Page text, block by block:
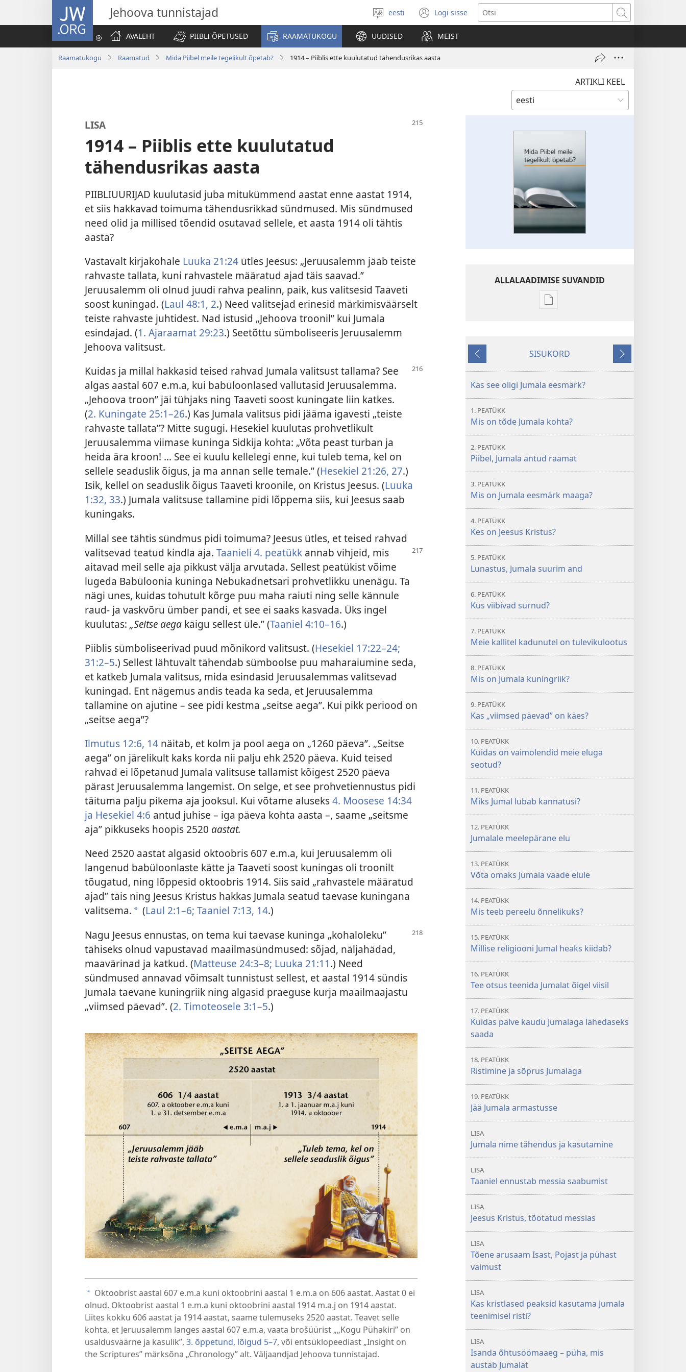
JW.ORG Jehoova tunnistajad
Vali
keel
eesti Logi sisse
(avab
uue
akna)
Otsi
AVALEHT
PIIBLI ÕPETUSED RAAMATUKOGU UUDISED MEIST
Raamatukogu Raamatud Mida Piibel meile tegelikult õpetab? 1914 – Piiblis ette kuulutatud tähendusrikas aasta
ARTIKLI KEEL
LISA
1914 – Piiblis ette kuulutatud
tähendusrikas aasta
PIIBLIUURIJAD kuulutasid juba mitukümmend aastat enne aastat 1914,
et siis hakkavad toimuma tähendusrikkad sündmused. Mis sündmused
need olid ja millised tõendid osutavad sellele, et aasta 1914 oli tähtis
aasta?
Vastavalt kirjakohale Luuka 21:24 ütles Jeesus: „Jeruusalemm jääb teiste
rahvaste tallata, kuni rahvastele määratud ajad täis saavad.”
Jeruusalemm oli olnud juudi rahva pealinn, paik, kus valitsesid Taaveti
soost kuningad. (Laul 48:1, 2.) Need valitsejad erinesid märkimisväärselt
teiste rahvaste juhtidest. Nad istusid „Jehoova troonil” kui Jumala
esindajad. (1. Ajaraamat 29:23.) Seetõttu sümboliseeris Jeruusalemm
Jehoova valitsust.
Kuidas ja millal hakkasid teised rahvad Jumala valitsust tallama? See
algas aastal 607 e.m.a, kui babüloonlased vallutasid Jeruusalemma.
„Jehoova troon” jäi tühjaks ning Taaveti soost kuningate liin katkes.
(2. Kuningate 25:1–26.) Kas Jumala valitsus pidi jääma igavesti „teiste
rahvaste tallata”? Mitte sugugi. Hesekiel kuulutas prohvetlikult
Jeruusalemma viimase kuninga Sidkija kohta: „Võta peast turban ja
heida ära kroon! ... See ei kuulu kellelegi enne, kui tuleb tema, kel on
sellele seaduslik õigus, ja ma annan selle temale.” (Hesekiel 21:26, 27.)
Isik, kellel on seaduslik õigus Taaveti kroonile, on Kristus Jeesus. (Luuka
1:32, 33.) Jumala valitsuse tallamine pidi lõppema siis, kui Jeesus saab
kuningaks.
Millal see tähtis sündmus pidi toimuma? Jeesus ütles, et teised rahvad
valitsevad teatud kindla aja. Taanieli 4. peatükk annab vihjeid, mis
aitavad meil selle aja pikkust välja arvutada. Sellest peatükist võime
lugeda Babüloonia kuninga Nebukadnetsari prohvetlikku unenägu. Ta
nägi unes, kuidas tohutult kõrge puu maha raiuti ning selle kännule
raud- ja vaskvõru ümber pandi, et see ei saaks kasvada. Üks ingel
kuulutas: „Seitse aega käigu sellest üle.” (Taaniel 4:10–16.)
Piiblis sümboliseerivad puud mõnikord valitsust. (Hesekiel 17:22–24;
31:2–5.) Sellest lähtuvalt tähendab sümboolse puu maharaiumine seda,
et katkeb Jumala valitsus, mida esindasid Jeruusalemmas valitsevad
kuningad. Ent nägemus andis teada ka seda, et Jeruusalemma
tallamine on ajutine – see pidi kestma „seitse aega”. Kui pikk periood on
„seitse aega”?
Ilmutus 12:6, 14 näitab, et kolm ja pool aega on „1260 päeva”. „Seitse
aega” on järelikult kaks korda nii palju ehk 2520 päeva. Kuid teised
rahvad ei lõpetanud Jumala valitsuse tallamist kõigest 2520 päeva
pärast Jeruusalemma langemist. On selge, et see prohvetiennustus pidi
täituma palju pikema aja jooksul. Kui võtame aluseks4. Moosese 14:34
ja Hesekiel 4:6 antud juhise – iga päeva kohta aasta –, saame „seitsme
aja” pikkuseks hoopis 2520 aastat.
Need 2520 aastat algasid oktoobris 607 e.m.a, kui Jeruusalemm oli
langenud babüloonlaste kätte ja Taaveti soost kuningas oli troonilt
tõugatud, ning lõppesid oktoobris 1914. Siis said „rahvastele määratud
ajad” täis ning Jeesus Kristus hakkas Jumala seatud taevase kuningana
valitsema. a (Laul 2:1–6; Taaniel 7:13, 14.)
Nagu Jeesus ennustas, on tema kui taevase kuninga „kohaloleku”
tähiseks olnud vapustavad maailmasündmused: sõjad, näljahädad,
maavärinad ja katkud. (Matteuse 24:3–8; Luuka 21:11.) Need
sündmused annavad võimsalt tunnistust sellest, et aastal 1914 sündis
Jumala taevane kuningriik ning algasid praeguse kurja maailmaajastu
„viimsed päevad”. (2. Timoteosele 3:1–5.)
a Oktoobrist aastal 607 e.m.a kuni oktoobrini aastal 1 e.m.a on 606 aastat. Aastat 0 ei
olnud. Oktoobrist aastal 1 e.m.a kuni oktoobrini aastal 1914 m.a.j on 1914 aastat.
Liites kokku 606 aastat ja 1914 aastat, saame tulemuseks 2520 aastat. Teavet selle
kohta, et Jeruusalemm langes aastal 607 e.m.a, vaata brošüürist „„Kogu Pühakiri” on
usaldusväärne ja kasulik”, 3. õppetund, lõigud 5–7, või entsüklopeediast „Insight on
the Scriptures” märksõna „Chronology” alt. Väljaandjad Jehoova tunnistajad.
ALLALAADIMISE SUVANDID
Väljaannete
meile
õpetab?
Tagasi
SISUKORD
Edasi
Kas see oligi Jumala eesmärk?
1. PEATÜKK
Mis on tõde Jumala kohta?
2. PEATÜKK
Piibel, Jumala antud raamat
3. PEATÜKK
Mis on Jumala eesmärk maaga?
4. PEATÜKK
Kes on Jeesus Kristus?
5. PEATÜKK
Lunastus, Jumala suurim and
6. PEATÜKK
Kus viibivad surnud?
7. PEATÜKK
Meie kallitel kadunutel on tulevikulootus
8. PEATÜKK
Mis on Jumala kuningriik?
9. PEATÜKK
Kas „viimsed päevad” on käes?
10. PEATÜKK
Kuidas on vaimolendid meie eluga
seotud?
11. PEATÜKK
Miks Jumal lubab kannatusi?
12. PEATÜKK
Jumalale meelepärane elu
13. PEATÜKK
Võta omaks Jumala vaade elule
14. PEATÜKK
Mis teeb pereelu õnnelikuks?
15. PEATÜKK
Millise religiooni Jumal heaks kiidab?
16. PEATÜKK
Tee otsus teenida Jumalat õigel viisil
17. PEATÜKK
Kuidas palve kaudu Jumalaga lähedaseks
saada
18. PEATÜKK
Ristimine ja sõprus Jumalaga
19. PEATÜKK
Jää Jumala armastusse
LISA
Jumala nime tähendus ja kasutamine
LISA
Taaniel ennustab messia saabumist
LISA
Jeesus Kristus, tõotatud messias
LISA
Tõene arusaam Isast, Pojast ja pühast
vaimust
LISA
Kas kristlased peaksid kasutama Jumala
teenimisel risti?
LISA
Isanda õhtusöömaaeg – püha, mis
austab Jumalat